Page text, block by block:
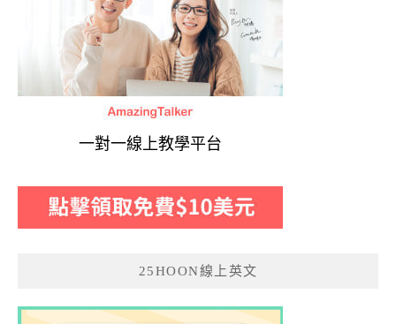
一對一線上教學平台
25HOON線上英文